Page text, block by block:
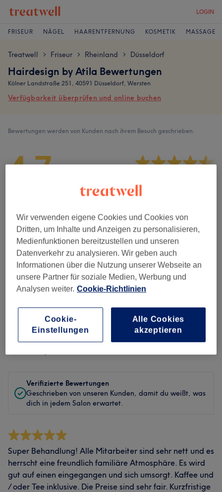
LOGIN
FRISEUR NÄGEL HAARENTFERNUNG KOSMETIK MASSAGE
Treatwell > Friseur > Rheinland > Düsseldorf
Hairdesign by Atila Bewertungen
Kölner Landstraße 251, 40591 Düsseldorf, Wersten
Verfügbarkeit überprüfen und online buchen
Bewertungen werden von Kunden nach ihrem Besuch geschrieben.
4,7
Sauberkeit
Service
Bewertungen filtern
Behandlung Alle Bewertungen
Verifizierte Bewertungen
Geschrieben von unseren Kunden, damit du weißt, was
dich in jedem Salon erwartet.
Super Behandlung! Alle Mitarbeiter sind sehr nett und es
herrscht eine freundlich familiäre Atmosphäre. Es wird
gut auf einen eingegangen und sich umsorgt. Kaffee und
/ oder Tee inklusive. Die Preise sind sehr fair. Kurzfristige
Wir verwenden eigene Cookies und Cookies von
Dritten, um Inhalte und Anzeigen zu personalisieren,
Medienfunktionen bereitzustellen und unseren
Datenverkehr zu analysieren. Wir geben auch
Informationen über die Nutzung unserer Webseite an
unsere Partner für soziale Medien, Werbung und
Analysen weiter. Cookie-Richtlinien
Cookie-
Einstellungen
Alle Cookies
akzeptieren